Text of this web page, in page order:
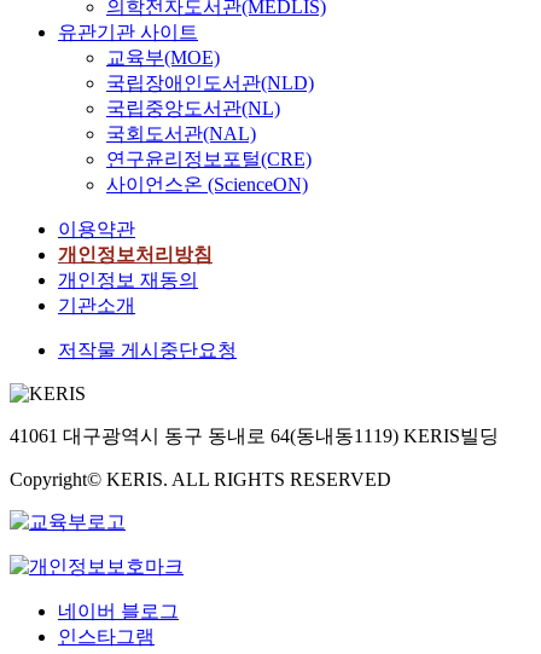
의학전자도서관(MEDLIS)
유관기관 사이트
교육부(MOE)
국립장애인도서관(NLD)
국립중앙도서관(NL)
국회도서관(NAL)
연구윤리정보포털(CRE)
사이언스온 (ScienceON)
이용약관
개인정보처리방침
개인정보 재동의
기관소개
저작물 게시중단요청
41061 대구광역시 동구 동내로 64(동내동1119) KERIS빌딩
Copyright© KERIS. ALL RIGHTS RESERVED
네이버 블로그
인스타그램